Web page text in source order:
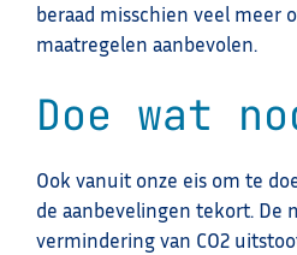
beraad misschien veel meer
maatregelen aanbevolen.
Doe wat
Ook vanuit onze eis om te
de aanbevelingen tekort. De
vermindering van CO2